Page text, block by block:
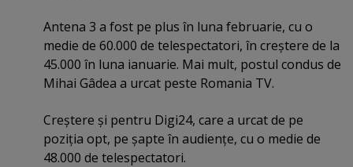
Antena 3 a fost pe plus în luna februarie, cu o
medie de 60.000 de telespectatori, în creştere de la
45.000 în luna ianuarie. Mai mult, postul condus de
Mihai Gâdea a urcat peste Romania TV.
Creştere şi pentru Digi24, care a urcat de pe
poziţia opt, pe şapte în audienţe, cu o medie de
48.000 de telespectatori.